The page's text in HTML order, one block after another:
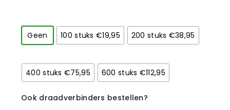
Geen 100 stuks €19,95 200 stuks €38,95
400 stuks €75,95 600 stuks €112,95
Ook draadverbinders bestellen?